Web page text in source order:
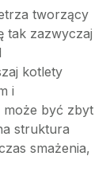
tworzący
tak zazwyczaj
kotlety
i
może być zbyt
struktura
smażenia,